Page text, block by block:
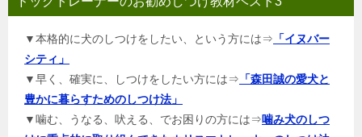
▼本格的に犬のしつけをしたい、という方には⇒ 「イヌバー
シティ」
▼早く、確実に、しつけをしたい方には⇒ 「森田誠の愛犬と
豊かに暮らすためのしつけ法」
▼噛む、うなる、吠える、でお困りの方には⇒噛み犬のしつ